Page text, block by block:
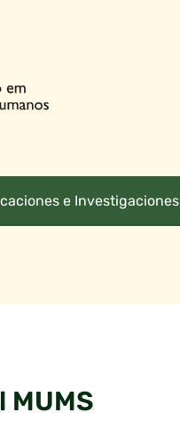
e Investigaciones
MUMS